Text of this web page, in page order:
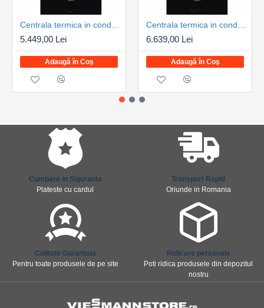
5.449,00 Lei
Adaugă în Coş
6.639,00 Lei
Adaugă în Coş
Cumpara in Siguranta
Plateste cu cardul
Transport Rapid
Oriunde in Romania
Calitate Garantata
Pentru toate produsele de pe site
Ridicare personala
Poti ridica produsele din depozitul
nostru